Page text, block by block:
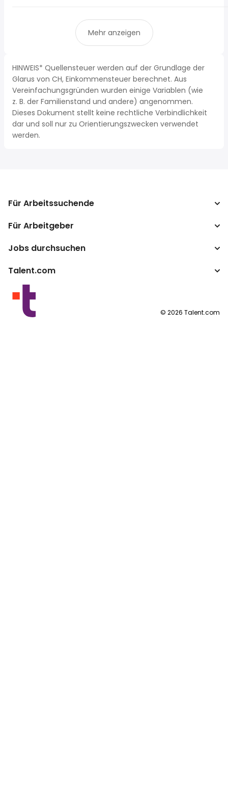
Mehr anzeigen
HINWEIS* Quellensteuer werden auf der Grundlage der
Glarus von CH, Einkommensteuer berechnet. Aus
Vereinfachungsgründen wurden einige Variablen (wie
z. B. der Familienstand und andere) angenommen.
Dieses Dokument stellt keine rechtliche Verbindlichkeit
dar und soll nur zu Orientierungszwecken verwendet
werden.
Für Arbeitssuchende
Jobs suchen
Lohnumrechner
Für Arbeitgeber
Unternehmen
Jobs durchsuchen
Top-Suchanfragen
Nach Standort
By category
Talent.com
Mehr Länder
Nutzungsbedingungen
© 2026 Talent.com